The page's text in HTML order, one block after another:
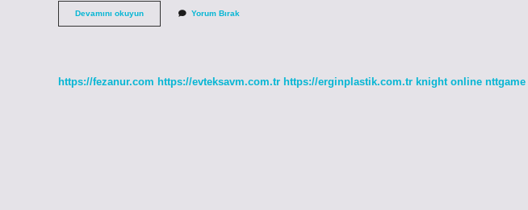
Devamını okuyunHane
I
Yorum Bırak
https://fezanur.com https://evteksavm.com.tr https://erginplastik.com.tr knight online nttgame